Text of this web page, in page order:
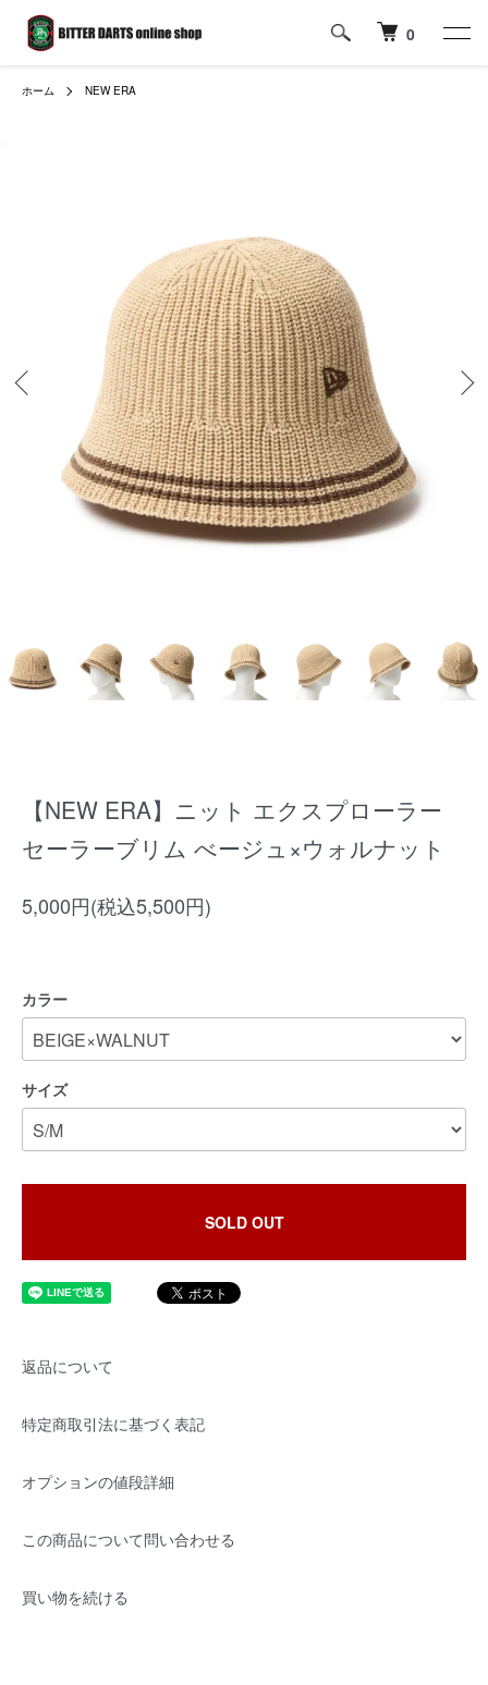
0
ホーム NEW ERA
【NEW ERA】ニット エクスプローラー
セーラーブリム べージュ×ウォルナット
5,000円(税込5,500円)
カラー
サイズ
SOLD OUT
返品について
特定商取引法に基づく表記
オプションの値段詳細
この商品について問い合わせる
買い物を続ける